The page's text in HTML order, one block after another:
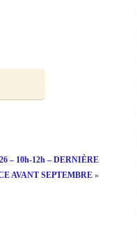
– 10h-12h – DERNIÈRE
AVANT SEPTEMBRE»